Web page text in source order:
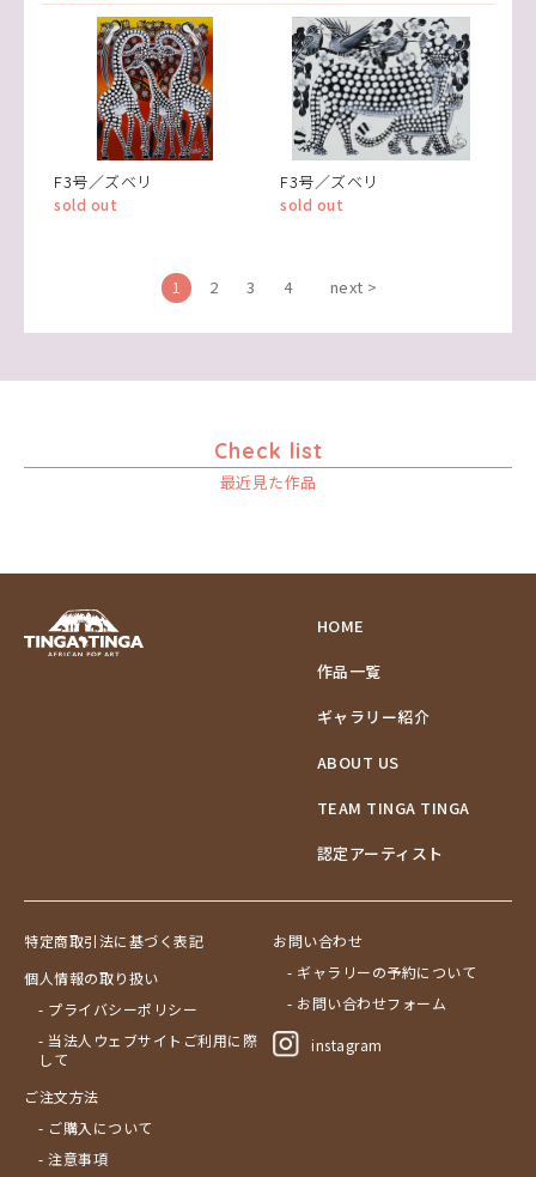
F3号／ズベリ
sold out
F3号／ズベリ
sold out
1 2 3 4 next >
Check list
最近見た作品
HOME
作品一覧
ギャラリー紹介
ABOUT US
TEAM TINGA TINGA
認定アーティスト
特定商取引法に基づく表記
個人情報の取り扱い
- プライバシーポリシー
- 当法人ウェブサイトご利用に際
して
ご注文方法
- ご購入について
- 注意事項
お問い合わせ
- ギャラリーの予約について
- お問い合わせフォーム
instagram